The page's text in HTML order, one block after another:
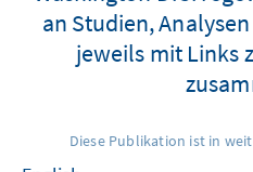
an Studien,
jeweils mit Links
Diese Publikation ist in